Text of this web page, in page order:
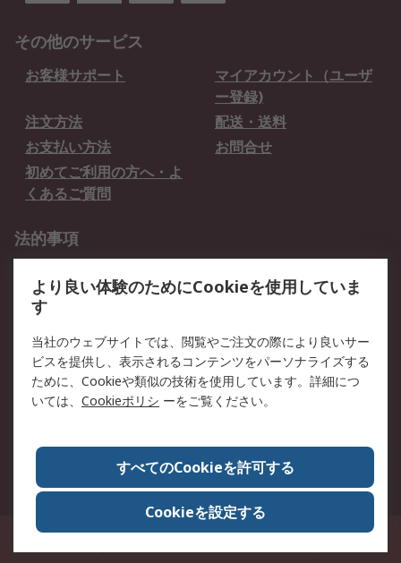
その他のサービス
お客様サポート
マイアカウント（ユーザ
ー登録)
注文方法
配送・送料
お支払い方法
お問合せ
初めてご利用の方へ・よ
くあるご質問
法的事項
クッキーポリシー
RSについて
会社概要
採用情報
プレスリリース＆お知ら
コーポレートサイト
全世界のRS
RSの歴史
ESGへの取り組み（英語）
認証について
〒240-0005 神奈川県横浜市保土ヶ谷区神戸町134番地 横浜ビジネスパーク ウ
より良い体験のためにCookieを使用していま
す
当社のウェブサイトでは、閲覧やご注文の際により良いサー
ビスを提供し、表示されるコンテンツをパーソナライズする
ために、Cookieや類似の技術を使用しています。詳細につ
いては、 Cookieポリシ ーをご覧ください。
すべてのCookieを許可する
Cookieを設定する